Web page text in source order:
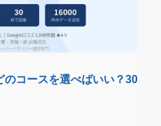
コースを選べばいい？30